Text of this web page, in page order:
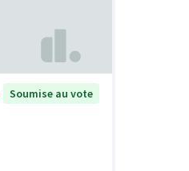
Soumise au vote